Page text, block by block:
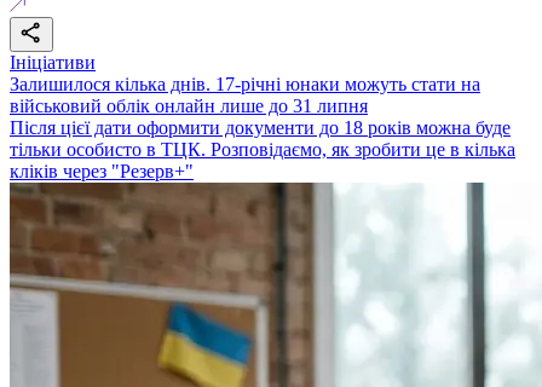
Ініціативи
Залишилося кілька днів. 17-річні юнаки можуть стати на
військовий облік онлайн лише до 31 липня
Після цієї дати оформити документи до 18 років можна буде
тільки особисто в ТЦК. Розповідаємо, як зробити це в кілька
кліків через "Резерв+"